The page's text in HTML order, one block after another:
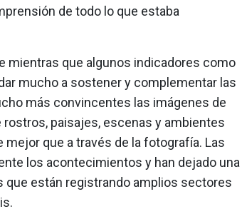
de todo lo que estaba
mientras que algunos indicadores como
mucho a sostener y complementar las
más convincentes las imágenes de
paisajes, escenas y ambientes
que a través de la fotografía. Las
los acontecimientos y han dejado una
que están registrando amplios sectores